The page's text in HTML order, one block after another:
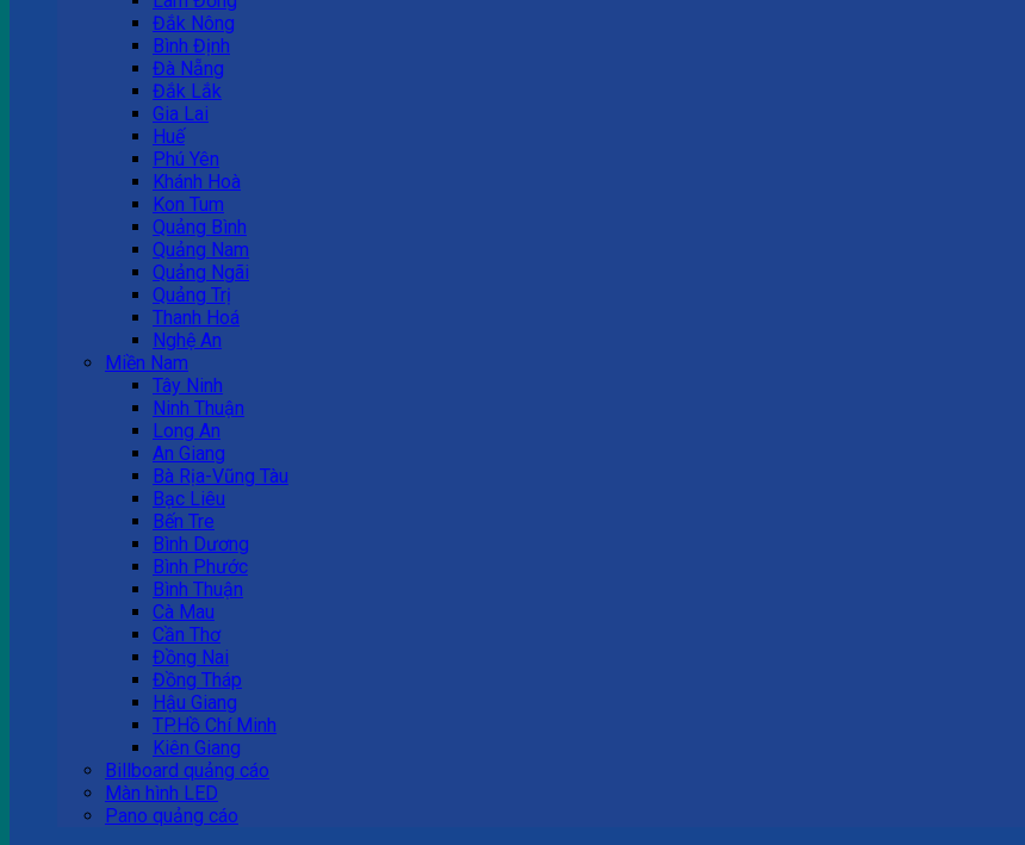
Đắk Nông
Bình Định
Đà Nẵng
Đắk Lắk
Gia Lai
Huế
Phú Yên
Khánh Hoà
Kon Tum
Quảng Bình
Quảng Nam
Quảng Ngãi
Quảng Trị
Thanh Hoá
Nghệ An
Miền Nam
Tây Ninh
Ninh Thuận
Long An
An Giang
Bà Rịa-Vũng Tàu
Bạc Liêu
Bến Tre
Bình Dương
Bình Phước
Bình Thuận
Cà Mau
Cần Thơ
Đồng Nai
Đồng Tháp
Hậu Giang
TP.Hồ Chí Minh
Kiên Giang
Billboard quảng cáo
Màn hình LED
Pano quảng cáo